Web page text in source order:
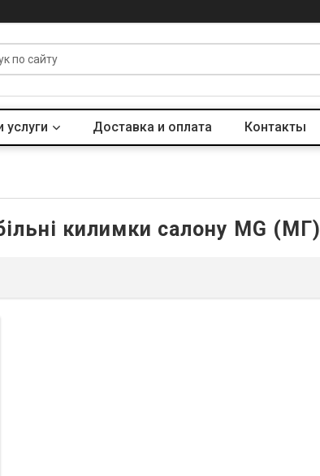
услуги Доставка и оплата Контакты
килимки салону MG (МГ)